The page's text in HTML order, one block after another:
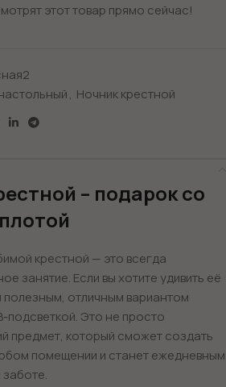
этот товар прямо сейчас!
, Ночник крестной
– подарок со
крестной — это всегда
занятие. Если вы хотите удивить её
отличным вариантом
подсветкой. Это не просто
предмет, который сможет создать
помещении и станет ежедневным